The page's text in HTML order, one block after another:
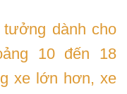
dành cho
10 đến 18
xe lớn hơn, xe